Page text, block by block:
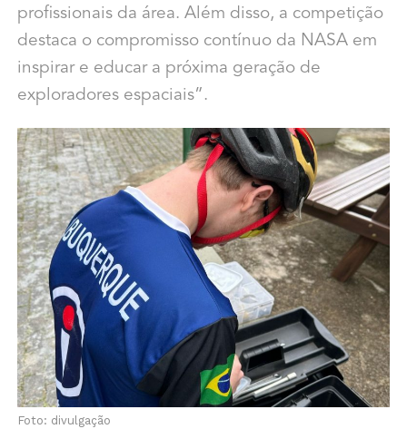
profissionais da área. Além disso, a competição
destaca o compromisso contínuo da NASA em
inspirar e educar a próxima geração de
exploradores espaciais”.
Foto: divulgação